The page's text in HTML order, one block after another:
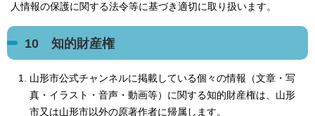
人情報の保護に関する法令等に基づき適切に取り扱います。
10 知的財産権
山形市公式チャンネルに掲載している個々の情報（文章・写
真・イラスト・音声・動画等）に関する知的財産権は、山形
市又は山形市以外の原著作者に帰属します。